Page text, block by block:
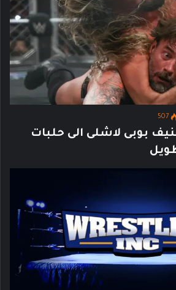
507
بوبى لاشلى الى حلبات